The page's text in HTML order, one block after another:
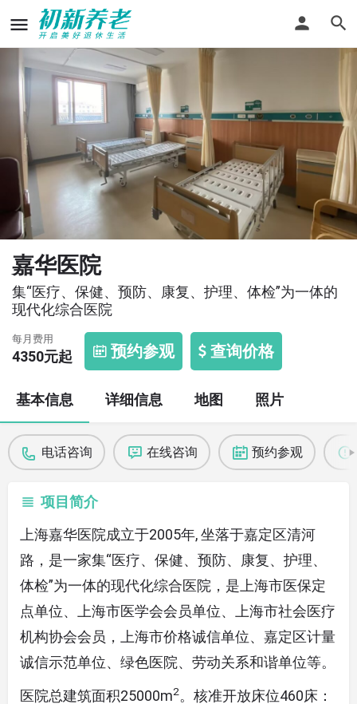
嘉华医院
集“医疗、保健、预防、康复、护理、体检”为一体的
现代化综合医院
每月费用
4350元起 预约参观 查询价格
基本信息 详细信息 地图 照片
电话咨询 在线咨询 预约参观
项目简介
上海嘉华医院成立于2005年, 坐落于嘉定区清河
路，是一家集“医疗、保健、预防、康复、护理、
体检”为一体的现代化综合医院，是上海市医保定
点单位、上海市医学会会员单位、上海市社会医疗
机构协会会员，上海市价格诚信单位、嘉定区计量
诚信示范单位、绿色医院、劳动关系和谐单位等。
医院总建筑面积25000m2。核准开放床位460床：